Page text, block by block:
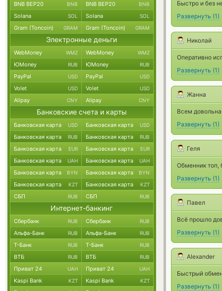
Быстро и без
Развернуть (1)
Николай
Оперативно
Развернуть (1)
Жанна
Всем
Развернуть (1)
Геля
Обменник топ,
Развернуть (1)
Павел
Всё прошло
Развернуть (1)
Alexander
Быстрый
Развернуть (1)
BNB BEP20 BNB BNB BEP20 BNB
Solana SOL Solana SOL
Gram (Toncoin) GRAM Gram (Toncoin) GRAM
Электронные деньги
WebMoney WMZ WebMoney WMZ
ЮMoney RUB ЮMoney RUB
PayPal USD PayPal USD
Volet USD Volet USD
Alipay CNY Alipay CNY
Банковские счета и карты
Банковская карта USD Банковская карта USD
Банковская карта RUB Банковская карта RUB
Банковская карта EUR Банковская карта EUR
Банковская карта UAH Банковская карта UAH
Банковская карта BYN Банковская карта BYN
Банковская карта KZT Банковская карта KZT
СБП RUB СБП RUB
Интернет-банкинг
Сбербанк RUB Сбербанк RUB
Альфа-Банк RUB Альфа-Банк RUB
Т-Банк RUB Т-Банк RUB
ВТБ RUB ВТБ RUB
Приват 24 UAH Приват 24 UAH
Kaspi Bank KZT Kaspi Bank KZT